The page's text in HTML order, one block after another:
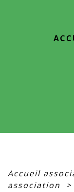
Accueil
association
>